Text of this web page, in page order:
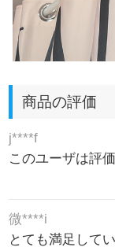
商品の評価
j****f
このユーザは評
微****i
とても満足して